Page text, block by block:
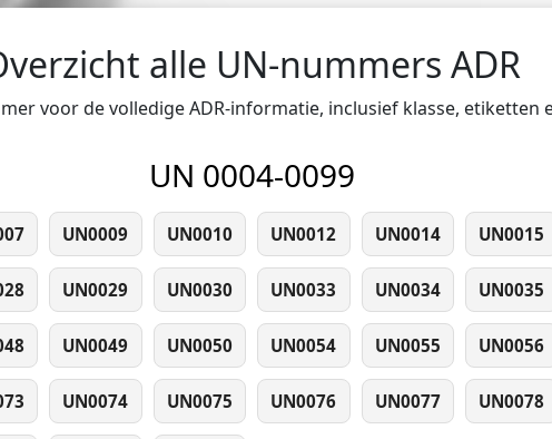
alle UN-nummers ADR
voor de volledige ADR-informatie, inclusief klasse, etiketten
UN 0004-0099
UN0009 UN0010 UN0012 UN0014 UN0015
UN0029 UN0030 UN0033 UN0034 UN0035
UN0049 UN0050 UN0054 UN0055 UN0056
UN0074 UN0075 UN0076 UN0077 UN0078